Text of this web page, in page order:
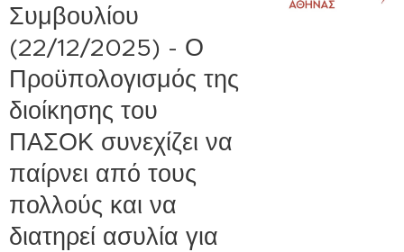
Συμβουλίου
(22/12/2025) - Ο
Προϋπολογισμός της
διοίκησης του
ΠΑΣΟΚ συνεχίζει να
παίρνει από τους
πολλούς και να
διατηρεί ασυλία για